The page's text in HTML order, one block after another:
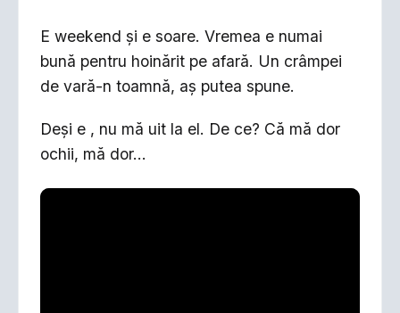
E weekend şi e soare. Vremea e numai
bună pentru hoinărit pe afară. Un crâmpei
de vară-n toamnă, aş putea spune.
Deşi e , nu mă uit la el. De ce? Că mă dor
ochii, mă dor...